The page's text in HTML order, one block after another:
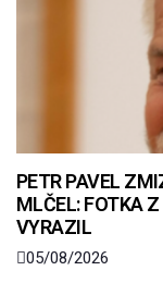
PETR PAVEL
MLČEL: FOTKA
VYRAZIL
05/08/2026